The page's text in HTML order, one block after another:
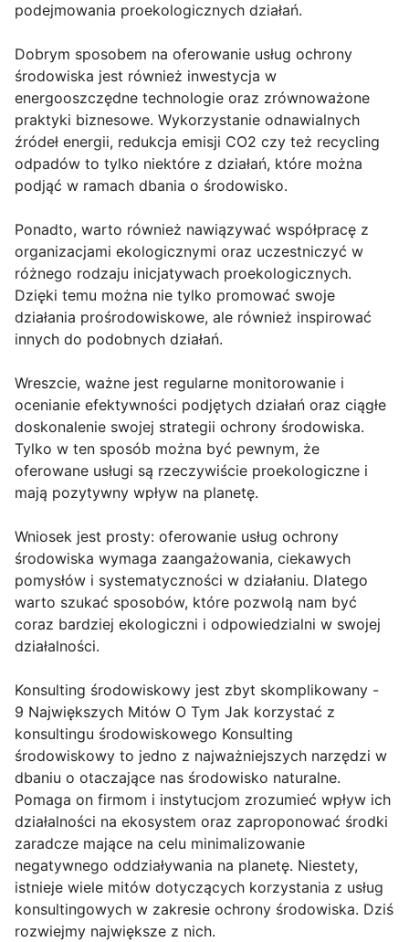
podejmowania proekologicznych działań.
Dobrym sposobem na oferowanie usług ochrony
środowiska jest również inwestycja w
energooszczędne technologie oraz zrównoważone
praktyki biznesowe. Wykorzystanie odnawialnych
źródeł energii, redukcja emisji CO2 czy też recycling
odpadów to tylko niektóre z działań, które można
podjąć w ramach dbania o środowisko.
Ponadto, warto również nawiązywać współpracę z
organizacjami ekologicznymi oraz uczestniczyć w
różnego rodzaju inicjatywach proekologicznych.
Dzięki temu można nie tylko promować swoje
działania prośrodowiskowe, ale również inspirować
innych do podobnych działań.
Wreszcie, ważne jest regularne monitorowanie i
ocenianie efektywności podjętych działań oraz ciągłe
doskonalenie swojej strategii ochrony środowiska.
Tylko w ten sposób można być pewnym, że
oferowane usługi są rzeczywiście proekologiczne i
mają pozytywny wpływ na planetę.
Wniosek jest prosty: oferowanie usług ochrony
środowiska wymaga zaangażowania, ciekawych
pomysłów i systematyczności w działaniu. Dlatego
warto szukać sposobów, które pozwolą nam być
coraz bardziej ekologiczni i odpowiedzialni w swojej
działalności.
Konsulting środowiskowy jest zbyt skomplikowany -
9 Największych Mitów O Tym Jak korzystać z
konsultingu środowiskowego Konsulting
środowiskowy to jedno z najważniejszych narzędzi w
dbaniu o otaczające nas środowisko naturalne.
Pomaga on firmom i instytucjom zrozumieć wpływ ich
działalności na ekosystem oraz zaproponować środki
zaradcze mające na celu minimalizowanie
negatywnego oddziaływania na planetę. Niestety,
istnieje wiele mitów dotyczących korzystania z usług
konsultingowych w zakresie ochrony środowiska. Dziś
rozwiejmy największe z nich.